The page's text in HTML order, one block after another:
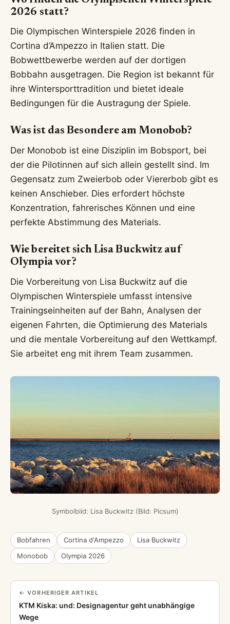
2026 statt?
Die Olympischen Winterspiele 2026 finden in
Cortina d’Ampezzo in Italien statt. Die
Bobwettbewerbe werden auf der dortigen
Bobbahn ausgetragen. Die Region ist bekannt für
ihre Wintersporttradition und bietet ideale
Bedingungen für die Austragung der Spiele.
Was ist das Besondere am Monobob?
Der Monobob ist eine Disziplin im Bobsport, bei
der die Pilotinnen auf sich allein gestellt sind. Im
Gegensatz zum Zweierbob oder Viererbob gibt es
keinen Anschieber. Dies erfordert höchste
Konzentration, fahrerisches Können und eine
perfekte Abstimmung des Materials.
Wie bereitet sich Lisa Buckwitz auf
Olympia vor?
Die Vorbereitung von Lisa Buckwitz auf die
Olympischen Winterspiele umfasst intensive
Trainingseinheiten auf der Bahn, Analysen der
eigenen Fahrten, die Optimierung des Materials
und die mentale Vorbereitung auf den Wettkampf.
Sie arbeitet eng mit ihrem Team zusammen.
Symbolbild: Lisa Buckwitz (Bild: Picsum)
Bobfahren Cortina d'Ampezzo
Lisa Buckwitz
Monobob
Olympia 2026
← VORHERIGER ARTIKEL
KTM Kiska: und: Designagentur geht unabhängige
Wege